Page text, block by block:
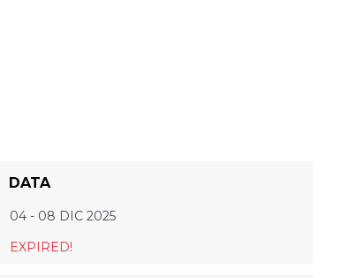
DATA
04 - 08 DIC 2025
EXPIRED!